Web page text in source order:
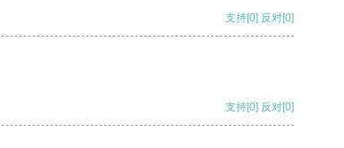
支持[0] 反对[0]
支持[0] 反对[0]